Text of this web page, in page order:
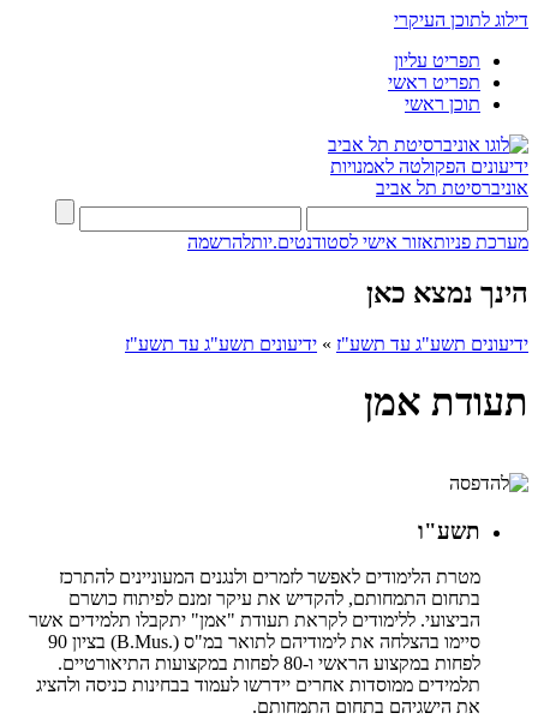
דילוג לתוכן העיקרי
תפריט עליון
תפריט ראשי
תוכן ראשי
ידיעונים הפקולטה לאמנויות
אוניברסיטת תל אביב
מערכת פניותאזור אישי לסטודנטים.יותלהרשמה
הינך נמצא כאן
ידיעונים תשע"ג עד תשע"ז » ידיעונים תשע"ג עד תשע"ז
תעודת אמן
תשע"ו
מטרת הלימודים לאפשר לזמרים ולנגנים המעוניינים להתרכז
בתחום התמחותם, להקדיש את עיקר זמנם לפיתוח כושרם
הביצועי. ללימודים לקראת תעודת "אמן" יתקבלו תלמידים אשר
סיימו בהצלחה את לימודיהם לתואר במ"ס (.B.Mus
) בציון 90
לפחות במקצוע הראשי ו-80 לפחות במקצועות התיאורטיים.
תלמידים ממוסדות אחרים יידרשו לעמוד בבחינות כניסה ולהציג
את הישגיהם בתחום התמחותם.